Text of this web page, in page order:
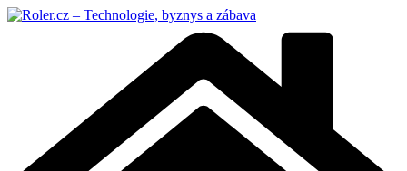
Přeskočit